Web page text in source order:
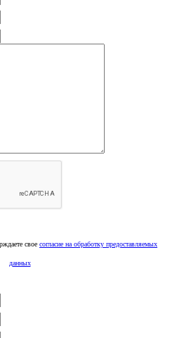
свое согласие на обработку предоставляемых
данных